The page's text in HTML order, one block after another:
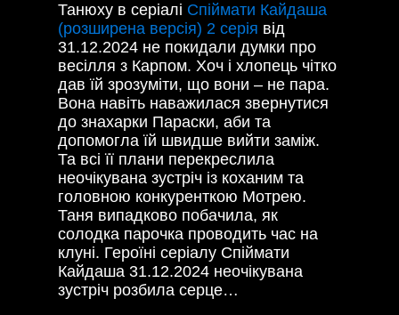
Танюху в серіалі Спіймати Кайдаша
(розширена версія) 2 серія від
31.12.2024 не покидали думки про
весілля з Карпом. Хоч і хлопець чітко
дав їй зрозуміти, що вони – не пара.
Вона навіть наважилася звернутися
до знахарки Параски, аби та
допомогла їй швидше вийти заміж.
Та всі її плани перекреслила
неочікувана зустріч із коханим та
головною конкуренткою Мотрею.
Таня випадково побачила, як
солодка парочка проводить час на
клуні. Героїні серіалу Спіймати
Кайдаша 31.12.2024 неочікувана
зустріч розбила серце…